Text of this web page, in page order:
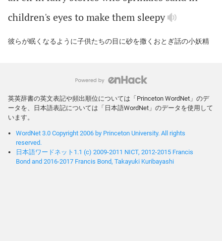
children's eyes tomake them sleepy
彼らが眠くなるように子供たちの目に砂を撒くおとぎ話の小妖精
英英辞書の英文表記や頻出順位については「Princeton WordNet」のデ
ータを、日本語表記については「日本語WordNet」のデータを使用して
います。
WordNet 3.0 Copyright 2006 by Princeton University. All rights
reserved.
日本語ワードネット1.1 (c) 2009-2011 NICT, 2012-2015 Francis
Bond and 2016-2017 Francis Bond, Takayuki Kuribayashi